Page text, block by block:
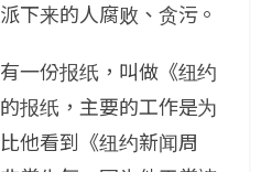
下来的人腐败、贪污。
一份报纸，叫做《纽约
报纸，主要的工作是为
他看到《纽约新闻周